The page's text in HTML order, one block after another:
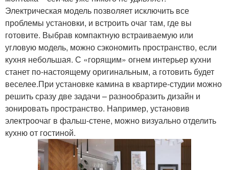
Электрическая модель позволяет исключить все
проблемы установки, и встроить очаг там, где вы
готовите. Выбрав компактную встраиваемую или
угловую модель, можно сэкономить пространство, если
кухня небольшая. С «горящим» огнем интерьер кухни
станет по-настоящему оригинальным, а готовить будет
веселее.При установке камина в квартире-студии можно
решить сразу две задачи – разнообразить дизайн и
зонировать пространство. Например, установив
электроочаг в фальш-стене, можно визуально отделить
кухню от гостиной.